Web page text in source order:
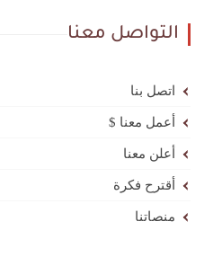
التواصل معنا
اتصل بنا
أعمل معنا $
أعلن معنا
أقترح فكرة
منصاتنا